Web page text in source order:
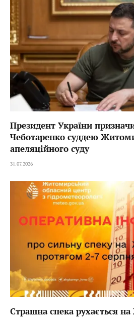
Президент України
Чеботаренко суддею
апеляційного суду
31.07.2026
Страшна спека рухається